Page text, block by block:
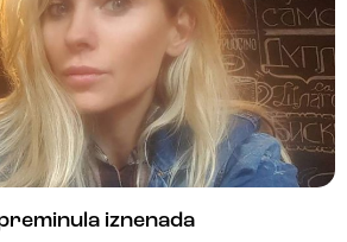
iznenada